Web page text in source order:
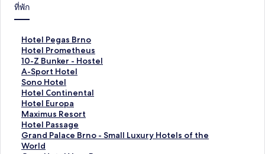
ที่พัก
Hotel Pegas Brno
ลิ
ง
ก์
ม
า
ต
ร
ฐ
า
น
สำ
Hotel Prometheus
ลิ
ง
ก์
ม
า
ต
ร
ฐ
า
น
10-Z Bunker - Hostel
ลิ
ง
ก์
ม
า
ต
ร
ฐ
า
A-Sport Hotel
ลิ
ง
ก์
ม
า
ต
ร
ฐ
Sono Hotel
ลิ
ง
ก์
ม
า
ต
ร
Hotel Continental
ลิ
ง
ก์
ม
า
ต
Hotel Europa
ลิ
ง
ก์
ม
า
Maximus Resort
ลิ
ง
ก์
ม
Hotel Passage
ลิ
ง
ก์
Grand Palace Brno - Small Luxury Hotels of the
World
ลิ
ง